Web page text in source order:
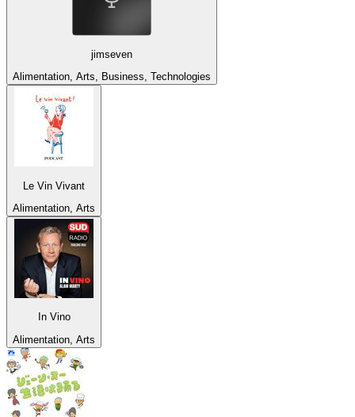
jimseven
Alimentation, Arts, Business, Technologies
Le Vin Vivant
Alimentation, Arts
In Vino
Alimentation, Arts